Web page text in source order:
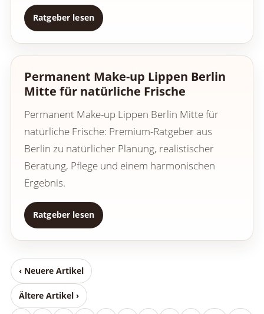
Ratgeber lesen
Permanent Make-up Lippen Berlin
Mitte für natürliche Frische
Permanent Make-up Lippen Berlin Mitte für
natürliche Frische: Premium-Ratgeber aus
Berlin zu natürlicher Planung, realistischer
Beratung, Pflege und einem harmonischen
Ergebnis.
Ratgeber lesen
‹ Neuere Artikel
Ältere Artikel ›